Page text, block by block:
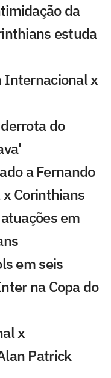
da
estuda
Internacional x
do
a Fernando
Corinthians
em
em seis
na Copa do
x
Patrick